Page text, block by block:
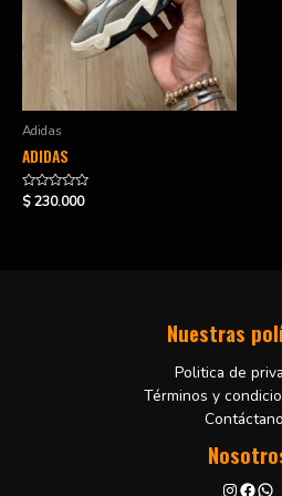
Adidas
ADIDAS
Valorado
en
$230.000
Nuestras
Politica de
Términos y